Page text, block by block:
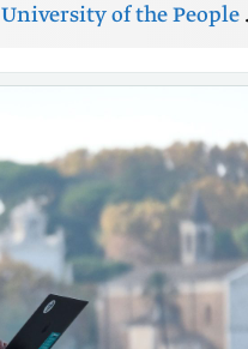
University of the People